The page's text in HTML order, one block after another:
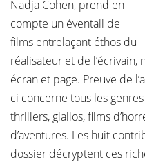
Nadja Cohen, prend en
compte un éventail de
films entrelaçant éthos du
réalisateur et de
écran et page. Preuve de
ci concerne tous les
thrillers, giallos, films
d’aventures. Les huit
dossier décryptent ces